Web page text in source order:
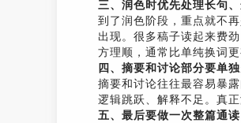
三、润色时优先处理长句
到了润色阶段，重点就不
出现。很多稿子读起来费
方理顺，通常比单纯换词更
四、摘要和讨论部分要单
摘要和讨论往往最容易暴
逻辑跳跃、解释不足。真
五、最后要做一次整篇通读